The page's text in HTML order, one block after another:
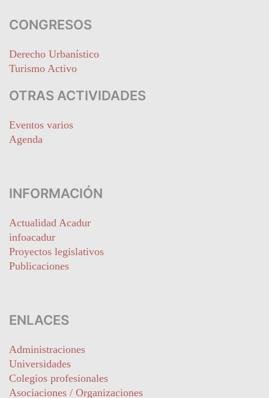
CONGRESOS
Derecho Urbanístico
Turismo Activo
OTRAS ACTIVIDADES
Eventos varios
Agenda
INFORMACIÓN
Actualidad Acadur
infoacadur
Proyectos legislativos
Publicaciones
ENLACES
Administraciones
Universidades
Colegios profesionales
Asociaciones / Organizaciones